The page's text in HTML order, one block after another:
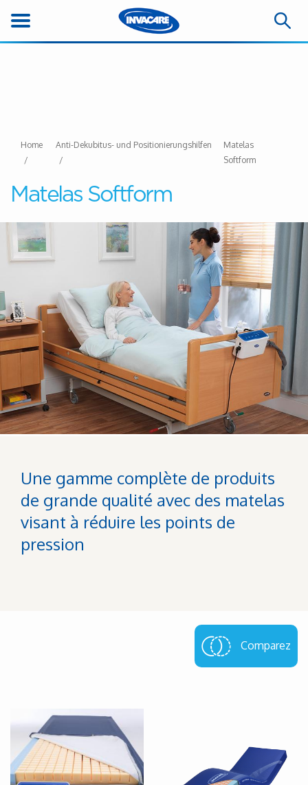
Home Anti-Dekubitus- und Positionierungshilfen
Matelas
Softform
Matelas Softform
Une gamme complète de produits
de grande qualité avec des matelas
visant à réduire les points de
pression
Comparez